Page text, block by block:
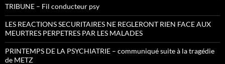
TRIBUNE – Fil conducteur psy
LES REACTIONS SECURITAIRES NE REGLERONT RIEN FACE AUX
MEURTRES PERPETRES PAR LES MALADES
PRINTEMPS DE LA PSYCHIATRIE – communiqué suite à la tragédie
de METZ